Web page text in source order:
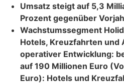
Umsatz steigt auf 5,3
Prozent gegenüber
Wachstumssegment
Hotels, Kreuzfahrten
operativer Entwicklung:
auf 190 Millionen Euro
Euro): Hotels und